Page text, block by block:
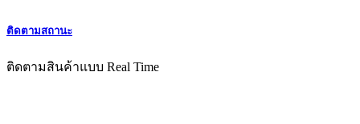
ติดตามสถานะ
ติดตามสินค้าแบบ Real Time